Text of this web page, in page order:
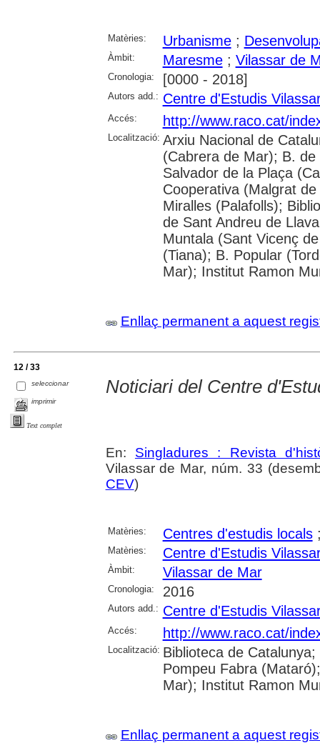
Matèries: Urbanisme;
Àmbit: Maresme; Vilassar de
Cronologia: [0000 - 2018]
Autors add.: Centre d'Estudis
Accés: http://www.raco.cat/
Localització: Arxiu Nacional de
(Cabrera de Mar); B.
Salvador de la Plaça
Cooperativa (Malgrat
Miralles (Palafolls);
de Sant Andreu de
Muntala (Sant Vicenç
(Tiana); B. Popular
Mar); Institut Ramon
Enllaç permanent a aquest
12 / 33
seleccionar
imprimir
Text complet
Noticiari del Centre
En: Singladures : Revista
Vilassar de Mar, núm. 33
CEV)
Matèries: Centres d'estudis locals
Matèries: Centre d'Estudis
Àmbit: Vilassar de Mar
Cronologia: 2016
Autors add.: Centre d'Estudis
Accés: http://www.raco.cat/
Localització: Biblioteca de
Pompeu Fabra
Mar); Institut Ramon
Enllaç permanent a aquest